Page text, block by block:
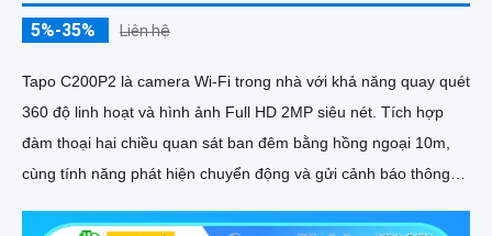
5,850,000 ₫ 9,000,000 ₫
tiếp đến đối tượng xâm nhập bằng đèn chớp và còi hú, tích hợp